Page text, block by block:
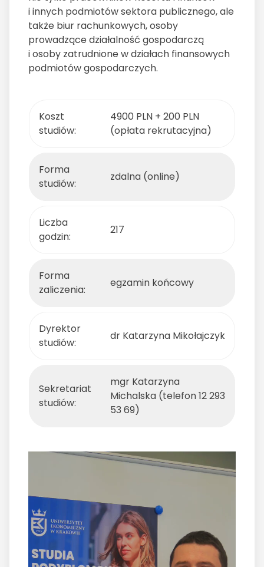
i innych podmiotów sektora publicznego, ale
także biur rachunkowych, osoby
prowadzące działalność gospodarczą
i osoby zatrudnione w działach finansowych
podmiotów gospodarczych.
Koszt
studiów:
4900 PLN + 200 PLN
(opłata rekrutacyjna)
Forma
studiów:
zdalna (online)
Liczba
godzin:
217
Forma
zaliczenia:
egzamin końcowy
Dyrektor
studiów:
dr Katarzyna Mikołajczyk
Sekretariat
studiów:
mgr Katarzyna
Michalska (telefon 12 293
53 69)
Odtwarzacz